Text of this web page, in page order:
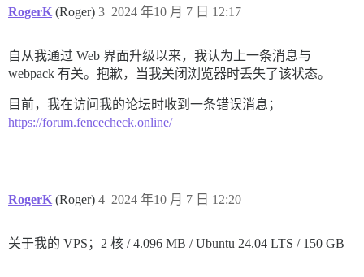
RogerK (Roger) 2024 年10 月 7 日 12:17
3
自从我通过 Web 界面升级以来，我认为上一条消息与
webpack 有关。抱歉，当我关闭浏览器时丢失了该状态。
目前，我在访问我的论坛时收到一条错误消息；
https://forum.fencecheck.online/
RogerK (Roger) 2024 年10 月 7 日 12:20
4
关于我的 VPS；2 核 / 4.096 MB / Ubuntu 24.04 LTS / 150 GB